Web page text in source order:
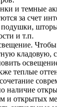
и темные
за счет
подушки,
и т.п.
кладовую,
теплые
наличие
и открытых